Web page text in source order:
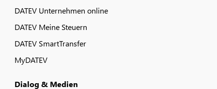
DATEV Unternehmen online
DATEV Meine Steuern
DATEV SmartTransfer
MyDATEV
Dialog & Medien